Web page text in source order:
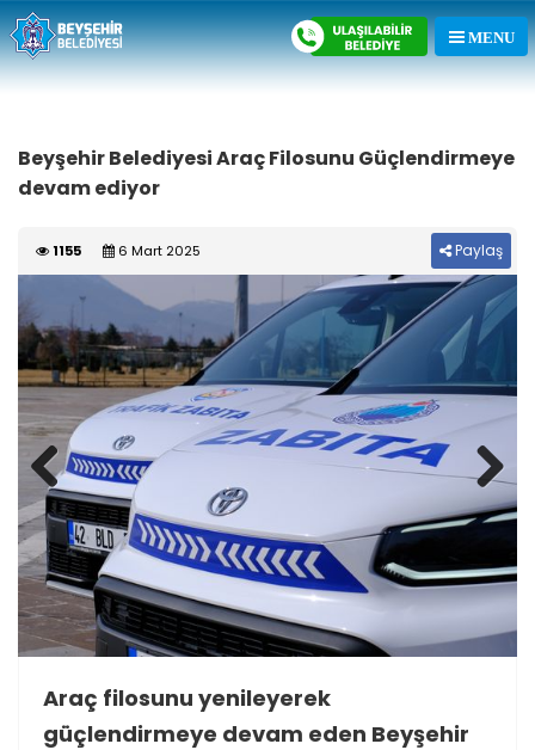
Beyşehir Belediyesi Araç Filosunu Güçlendirmeye
devam ediyor
1155 6 Mart 2025 Paylaş
Previous Next
Araç filosunu yenileyerek
güçlendirmeye devam eden Beyşehir